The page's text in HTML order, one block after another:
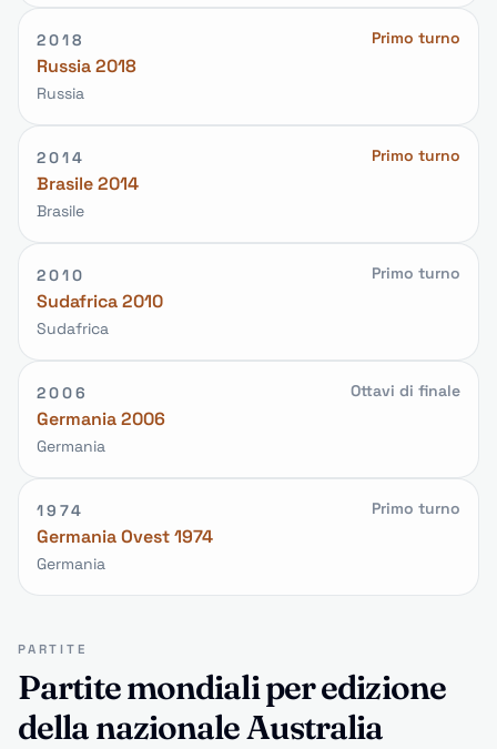
2018
Russia 2018
Russia
Primo turno
2014
Brasile 2014
Brasile
Primo turno
2010
Sudafrica 2010
Sudafrica
Primo turno
2006
Germania 2006
Germania
Ottavi di finale
1974
Germania Ovest 1974
Germania
Primo turno
PARTITE
Partite mondiali per edizione
della nazionale Australia